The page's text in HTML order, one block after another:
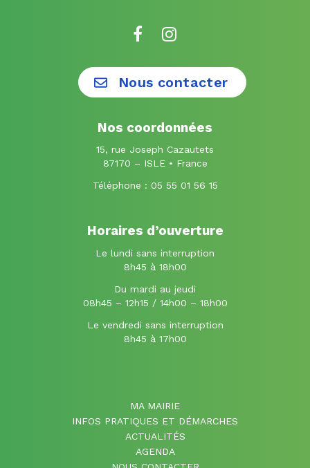
Lien
le
compte
Facebook
le
compte
Instagram
Nous contacter
Nos coordonnées
15, rue Joseph Cazautets
87170 – ISLE • France
Téléphone : 05 55 01 56 15
Horaires d’ouverture
Le lundi sans interruption
8h45 à 18h00
Du mardi au jeudi
08h45 – 12h15 / 14h00 – 18h00
Le vendredi sans interruption
8h45 à 17h00
MA MAIRIE
INFOS PRATIQUES ET DÉMARCHES
ACTUALITÉS
AGENDA